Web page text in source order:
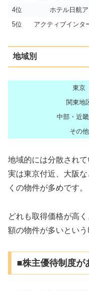
4位
ホテル日航
5位
アクティブインタ
地域別
東京
関東地
中部・近
その他
地域的には分散され
実は東京付近、大阪
くの物件が多めです。
どれも取得価格が高
額の物件が多いという
■株主優待制度が